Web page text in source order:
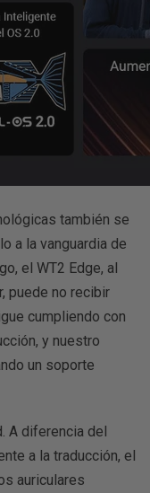
también se
a la vanguardia de
el WT2 Edge, al
puede no recibir
cumpliendo con
y nuestro
un soporte
A diferencia del
a la traducción, el
auriculares